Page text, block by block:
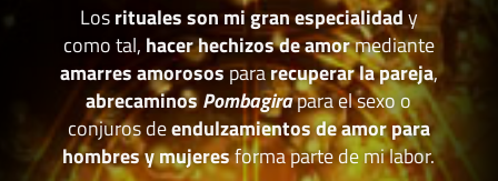
Losrituales son mi gran especialidady
como tal, hacer hechizos de amormediante
amarres amorosospararecuperar la pareja,
abrecaminosPombagirapara el sexo o
conjuros deendulzamientos de amor para
hombres y mujeresforma parte de mi labor.